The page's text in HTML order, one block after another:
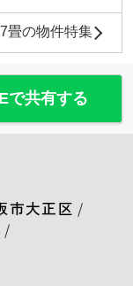
畳の物件特集
で共有する
市大正区 /
/